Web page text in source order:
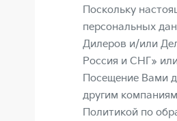
Поскольку
персональных
Дилеров и/или
Россия и СНГ»
Посещение Вами
другим
Политикой по